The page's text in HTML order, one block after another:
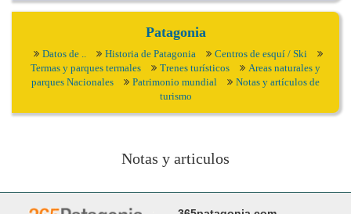
Patagonia
Datos de .. Historia de Patagonia
Centros de esquí / Ski
Termas y parques termales
Trenes turísticos
Areas naturales y
parques Nacionales
Patrimonio mundial
Notas y artículos de
turismo
Notas y articulos